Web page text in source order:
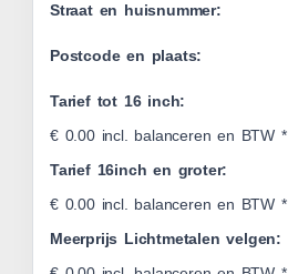
Straat en huisnummer:
Postcode en plaats:
Tarief tot 16 inch:
€ 0.00 incl. balanceren en BTW *
Tarief 16inch en groter:
€ 0.00 incl. balanceren en BTW *
Meerprijs Lichtmetalen velgen: